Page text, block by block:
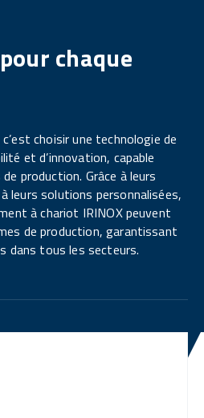
chaque
choisir une technologie de
et d’innovation, capable
production. Grâce à leurs
leurs solutions personnalisées,
à chariot IRINOX peuvent
de production, garantissant
dans tous les secteurs.